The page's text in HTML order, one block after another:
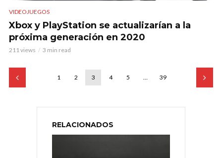
VIDEOJUEGOS
Xbox y PlayStation se actualizarían a la
próxima generación en 2020
211 views 3 min read
1 2 3 4 5 … 39
RELACIONADOS